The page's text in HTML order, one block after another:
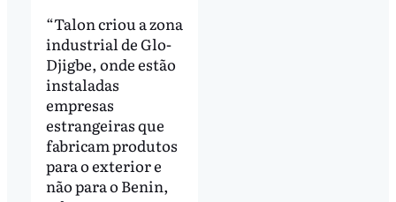
“Talon criou a zona
industrial de Glo-
Djigbe, onde estão
instaladas
empresas
estrangeiras que
fabricam produtos
para o exterior e
não para o Benin,